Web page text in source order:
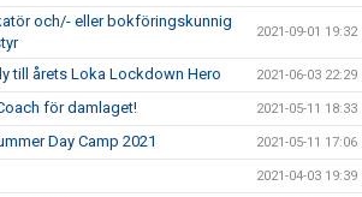
och/- eller bokföringskunnig
2021-09-01 19:32
till årets Loka Lockdown Hero 2021-06-03 22:29
för damlaget! 2021-05-11 18:33
Day Camp 2021 2021-05-11 17:06
2021-04-03 19:39